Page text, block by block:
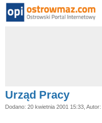
Urząd Pracy
Dodano: 20 kwietnia 2001 15:33, Autor: